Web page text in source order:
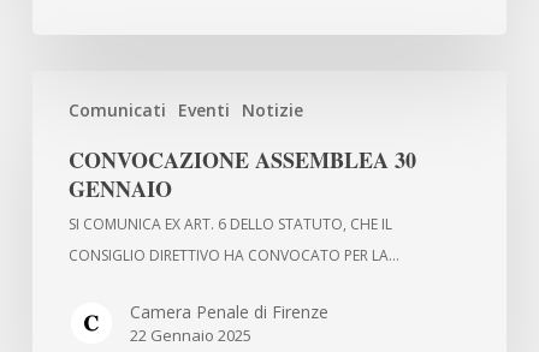
video
processo
Comunicati Eventi Notizie
ASSEMBLEA
GENNAIO
CONVOCAZIONE ASSEMBLEA 30
GENNAIO
SI COMUNICA EX ART. 6 DELLO STATUTO, CHE IL
CONSIGLIO DIRETTIVO HA CONVOCATO PER LA…
Camera Penale di Firenze
22 Gennaio 2025